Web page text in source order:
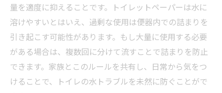
量を適度に抑えることです。トイレットペーパーは水に
溶けやすいとはいえ、過剰な使用は便器内での詰まりを
引き起こす可能性があります。もし大量に使用する必要
がある場合は、複数回に分けて流すことで詰まりを防止
できます。家族とこのルールを共有し、日常から気をつ
けることで、トイレの水トラブルを未然に防ぐことがで